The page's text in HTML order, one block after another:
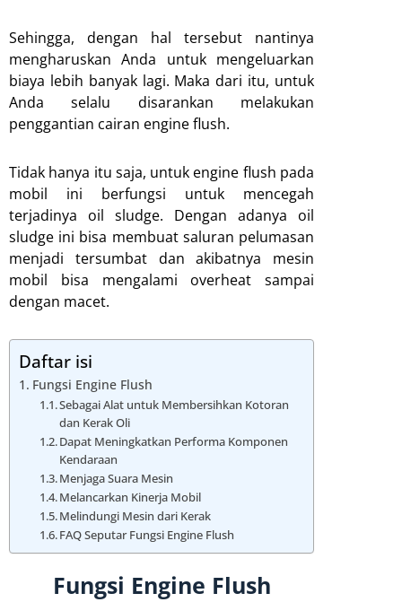
Sehingga, dengan hal tersebut nantinya
mengharuskan Anda untuk mengeluarkan
biaya lebih banyak lagi. Maka dari itu, untuk
Anda selalu disarankan melakukan
penggantian cairan engine flush.
Tidak hanya itu saja, untuk engine flush pada
mobil ini berfungsi untuk mencegah
terjadinya oil sludge. Dengan adanya oil
sludge ini bisa membuat saluran pelumasan
menjadi tersumbat dan akibatnya mesin
mobil bisa mengalami overheat sampai
dengan macet.
Daftar isi
Fungsi Engine Flush
Sebagai Alat untuk Membersihkan Kotoran
dan Kerak Oli
Dapat Meningkatkan Performa Komponen
Kendaraan
Menjaga Suara Mesin
Melancarkan Kinerja Mobil
Melindungi Mesin dari Kerak
FAQ Seputar Fungsi Engine Flush
Fungsi Engine Flush